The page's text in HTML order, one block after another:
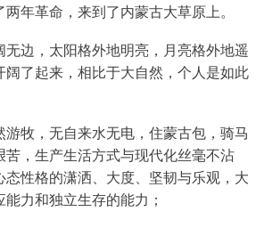
年革命，来到了内蒙古大草原上。
无边，太阳格外地明亮，月亮格外地遥
阔了起来，相比于大自然，个人是如此
游牧，无自来水无电，住蒙古包，骑马
苦，生产生活方式与现代化丝毫不沾
性格的潇洒、大度、坚韧与乐观，大
力和独立生存的能力；